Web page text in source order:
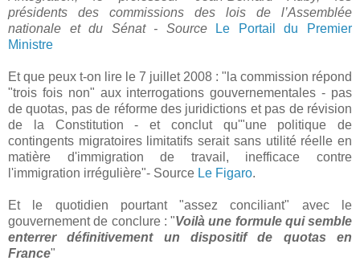
présidents des commissions des lois de l’Assemblée
nationale et du Sénat - Source
Le Portail du Premier
Ministre
Et que peux t-on lire le 7 juillet 2008 : "la commission répond
"trois fois non" aux interrogations gouvernementales - pas
de quotas, pas de réforme des juridictions et pas de révision
de la Constitution - et conclut qu'"une politique de
contingents migratoires limitatifs serait sans utilité réelle en
matière d'immigration de travail, inefficace contre
l'immigration irrégulière"- Source Le Figaro.
Et le quotidien pourtant "assez conciliant" avec le
gouvernement de conclure : "Voilà une formule qui semble
enterrer définitivement un dispositif de quotas en
France"